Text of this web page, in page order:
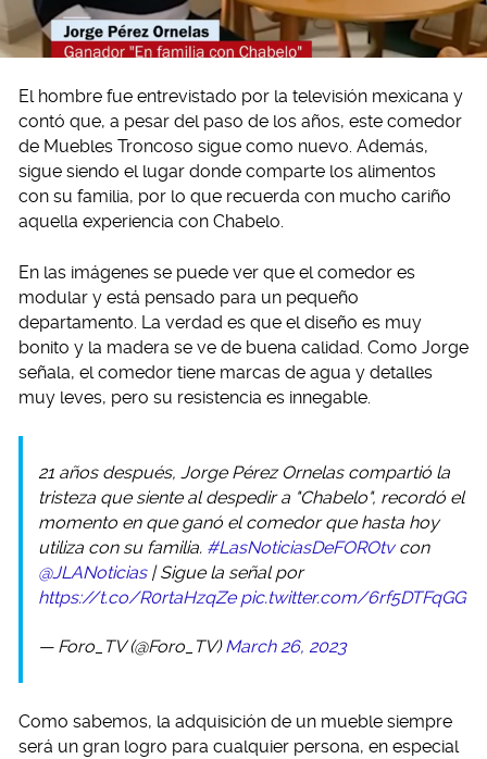
El hombre fue entrevistado por la televisión mexicana y
contó que, a pesar del paso de los años, este comedor
de Muebles Troncoso sigue como nuevo. Además,
sigue siendo el lugar donde comparte los alimentos
con su familia, por lo que recuerda con mucho cariño
aquella experiencia con Chabelo.
En las imágenes se puede ver que el comedor es
modular y está pensado para un pequeño
departamento. La verdad es que el diseño es muy
bonito y la madera se ve de buena calidad. Como Jorge
señala, el comedor tiene marcas de agua y detalles
muy leves, pero su resistencia es innegable.
21 años después, Jorge Pérez Ornelas compartió la
tristeza que siente al despedir a "Chabelo", recordó el
momento en que ganó el comedor que hasta hoy
utiliza con su familia. #LasNoticiasDeFOROtvcon
@JLANoticias| Sigue la señal por
https://t.co/R0rtaHzqZe pic.twitter.com/6rf5DTFqGG
— Foro_TV (@Foro_TV)March 26, 2023
Como sabemos, la adquisición de un mueble siempre
será un gran logro para cualquier persona, en especial